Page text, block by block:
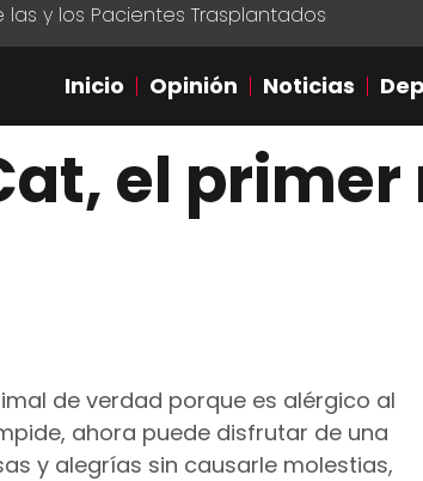
las y los Pacientes Trasplantados
Inicio Opinión Noticias
el
de verdad porque es alérgico al
ahora puede disfrutar de una
y alegrías sin causarle molestias,